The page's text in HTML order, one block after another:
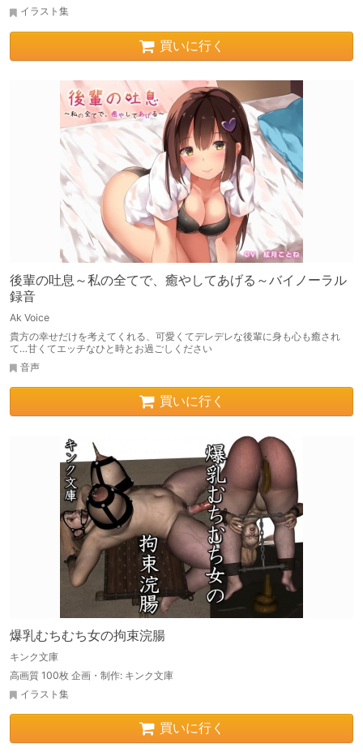
イラスト集
買いに行く
後輩の吐息～私の全てで、癒やしてあげる～バイノーラル
録音
Ak Voice
貴方の幸せだけを考えてくれる、可愛くてデレデレな後輩に身も心も癒され
て…甘くてエッチなひと時とお過ごしください
音声
買いに行く
爆乳むちむち女の拘束浣腸
キンク文庫
高画質 100枚 企画・制作: キンク文庫
イラスト集
買いに行く